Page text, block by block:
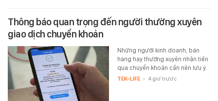
Thông báo quan trọng đến người thường xuyên
giao dịch chuyển khoản
Những người kinh doanh, bán
hàng hay thường xuyên nhận tiền
qua chuyển khoản cần nên lưu ý.
TEK-LIFE - 4 giờ trước